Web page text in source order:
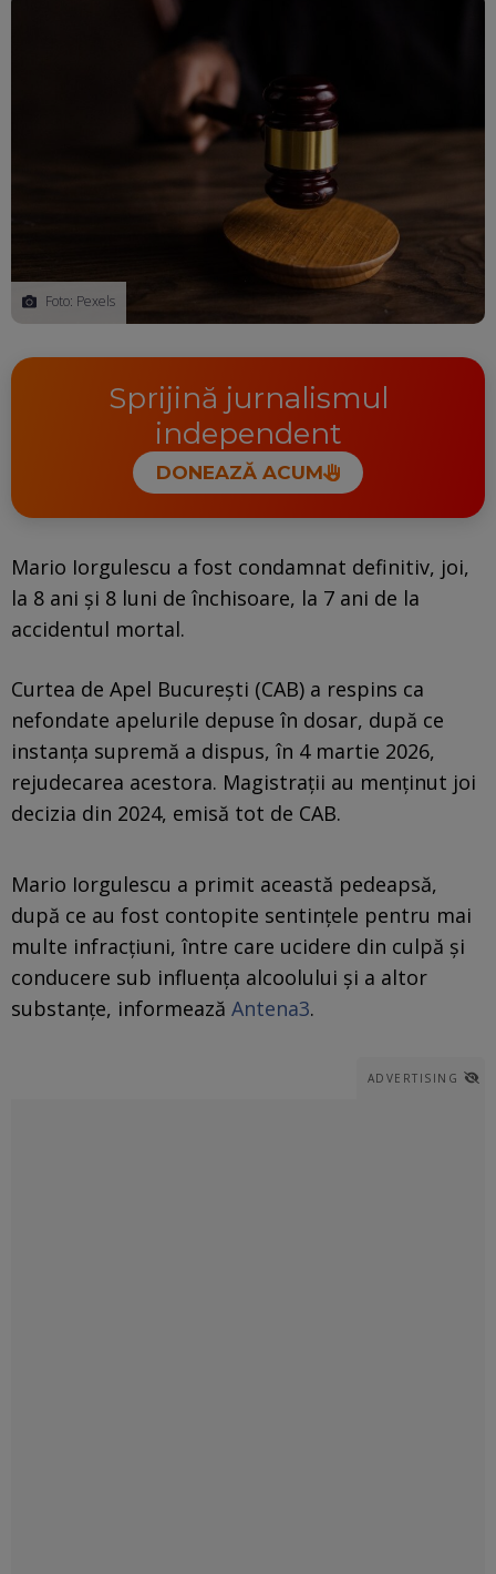
Foto: Pexels
Sprijină jurnalismul
independent
DONEAZĂ ACUM
Mario Iorgulescu a fost condamnat definitiv, joi,
la 8 ani și 8 luni de închisoare, la 7 ani de la
accidentul mortal.
Curtea de Apel București (CAB) a respins ca
nefondate apelurile depuse în dosar, după ce
instanţa supremă a dispus, în 4 martie 2026,
rejudecarea acestora. Magistrații au menținut joi
decizia din 2024, emisă tot de CAB.
Mario Iorgulescu a primit această pedeapsă,
după ce au fost contopite sentințele pentru mai
multe infracțiuni, între care ucidere din culpă și
conducere sub influența alcoolului și a altor
substanțe, informează Antena3.
ADVERTISING